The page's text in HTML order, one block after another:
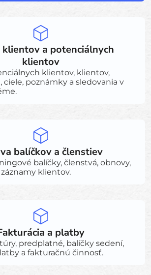
klientov a potenciálnych
klientov
klientov, klientov,
poznámky a sledovania v
balíčkov a členstiev
balíčky, členstvá, obnovy,
klientov.
a platby
predplatné, balíčky sedení,
a fakturačnú činnosť.